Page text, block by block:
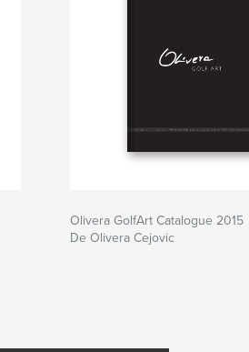
Olivera GolfArt Catalogue 2015
De Olivera Cejovic